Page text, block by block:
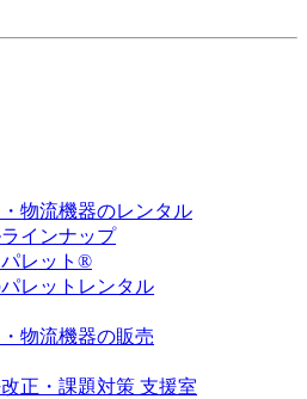
物流機器のレンタル
インナップ
レット®
レットレンタル
物流機器の販売
正・課題対策 支援室